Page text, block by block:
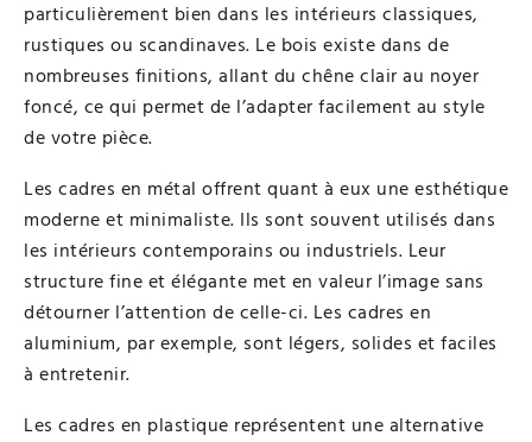
particulièrement bien dans les intérieurs classiques,
rustiques ou scandinaves. Le bois existe dans de
nombreuses finitions, allant du chêne clair au noyer
foncé, ce qui permet de l’adapter facilement au style
de votre pièce.
Les cadres en métal offrent quant à eux une esthétique
moderne et minimaliste. Ils sont souvent utilisés dans
les intérieurs contemporains ou industriels. Leur
structure fine et élégante met en valeur l’image sans
détourner l’attention de celle-ci. Les cadres en
aluminium, par exemple, sont légers, solides et faciles
à entretenir.
Les cadres en plastique représentent une alternative